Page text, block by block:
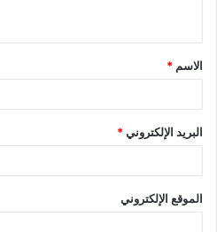
ق
*
الاسم *
البريد الإلكتروني*
الموقع الإلكتروني